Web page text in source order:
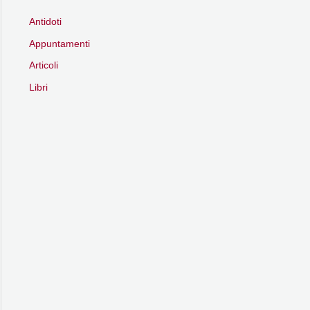
Antidoti
Appuntamenti
Articoli
Libri